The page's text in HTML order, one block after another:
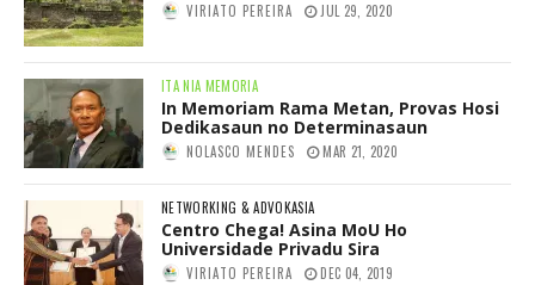
VIRIATO PEREIRA JUL 29, 2020
ITA NIA MEMORIA
In Memoriam Rama Metan, Provas Hosi
Dedikasaun no Determinasaun
NOLASCO MENDES MAR 21, 2020
NETWORKING & ADVOKASIA
Centro Chega! Asina MoU Ho
Universidade Privadu Sira
VIRIATO PEREIRA DEC 04, 2019